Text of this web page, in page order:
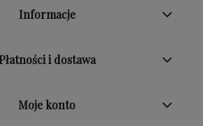
Informacje
i dostawa
Moje konto